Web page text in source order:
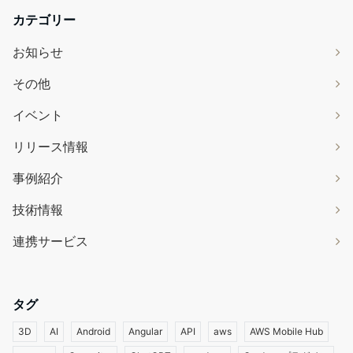
カテゴリー
お知らせ
その他
イベント
リリース情報
事例紹介
技術情報
連携サービス
タグ
3D AI Android Angular API aws AWS Mobile Hub